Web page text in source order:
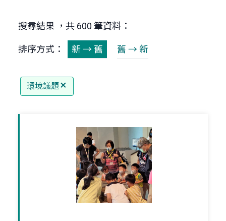
搜尋結果 ，共 600 筆資料：
排序方式： 新 → 舊 舊 → 新
環境議題